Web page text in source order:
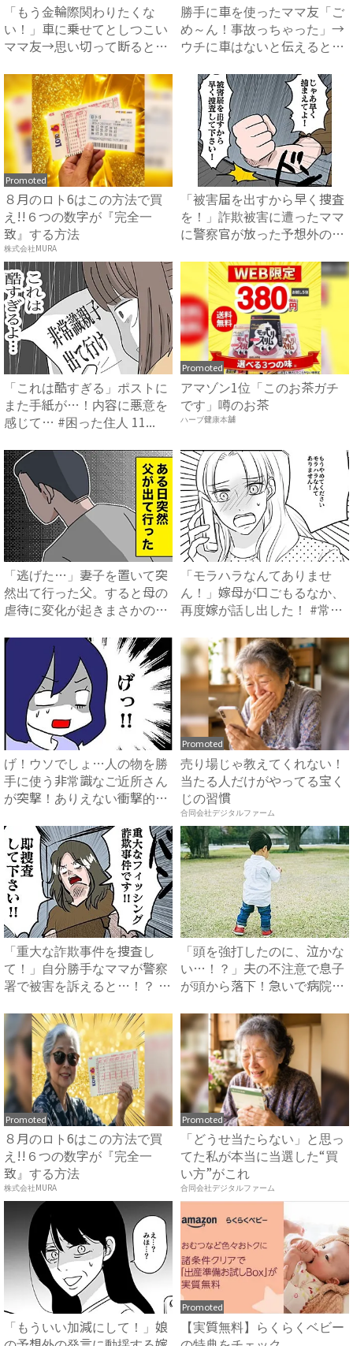
「もう金輪際関わりたくな
い！」車に乗せてとしつこい
ママ友→思い切って断ると…
勝手に車を使ったママ友「ご
め～ん！事故っちゃった」→
ウチに車はないと伝えると
Promoted
８月のロト6はこの方法で買
え!!６つの数字が『完全一
致』する方法
株式会社MURA
「被害届を出すから早く捜査
を！」詐欺被害に遭ったママ
に警察官が放った予想外の言
「これは酷すぎる」ポストに
また手紙が…！内容に悪意を
感じて… #困った住人 11...
Promoted
アマゾン1位「このお茶ガチ
です」噂のお茶
ハーブ健康本舗
「逃げた…」妻子を置いて突
然出て行った父。すると母の
虐待に変化が起きまさかの…
「モラハラなんてありませ
ん！」嫁母が口ごもるなか、
再度嫁が話し出した！ #常識
げ！ウソでしょ…人の物を勝
手に使う非常識なご近所さん
が突撃！ありえない衝撃的な
Promoted
売り場じゃ教えてくれない！
当たる人だけがやってる宝く
じの習慣
合同会社デジタルファーム
「重大な詐欺事件を捜査し
て！」自分勝手なママが警察
署で被害を訴えると…！？ #
「頭を強打したのに、泣かな
い…！？」夫の不注意で息子
が頭から落下！急いで病院へ
Promoted
８月のロト6はこの方法で買
え!!６つの数字が『完全一
致』する方法
株式会社MURA
Promoted
「どうせ当たらない」と思っ
てた私が本当に当選した“買
い方”がこれ
合同会社デジタルファーム
「もういい加減にして！」娘
Promoted
【実質無料】らくらくベビー